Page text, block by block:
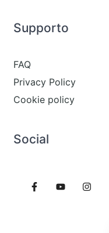
Supporto
FAQ
Privacy Policy
Cookie policy
Social